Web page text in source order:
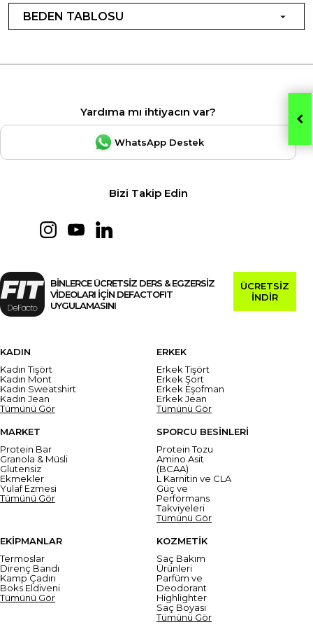
BEDEN TABLOSU
Yardıma mı ihtiyacın var?
WhatsApp Destek
Bizi Takip Edin
BİNLERCE ÜCRETSİZ DERS & EGZERSİZ
VİDEOLARI İÇİN DEFACTOFIT
UYGULAMASINI
ÜCRETSİZ
İNDİR
KADIN
Kadın Tişört
Kadın Mont
Kadın Sweatshirt
Kadın Jean
Tümünü Gör
ERKEK
Erkek Tişört
Erkek Şort
Erkek Eşofman
Erkek Jean
Tümünü Gör
MARKET
Protein Bar
Granola & Müsli
Glutensiz
Ekmekler
Yulaf Ezmesi
Tümünü Gör
SPORCU BESİNLERİ
Protein Tozu
Amino Asit
(BCAA)
L Karnitin ve CLA
Güç ve
Performans
Takviyeleri
Tümünü Gör
EKİPMANLAR
Termoslar
Direnç Bandı
Kamp Çadırı
Boks Eldiveni
Tümünü Gör
KOZMETİK
Saç Bakım
Ürünleri
Parfüm ve
Deodorant
Highlighter
Saç Boyası
Tümünü Gör